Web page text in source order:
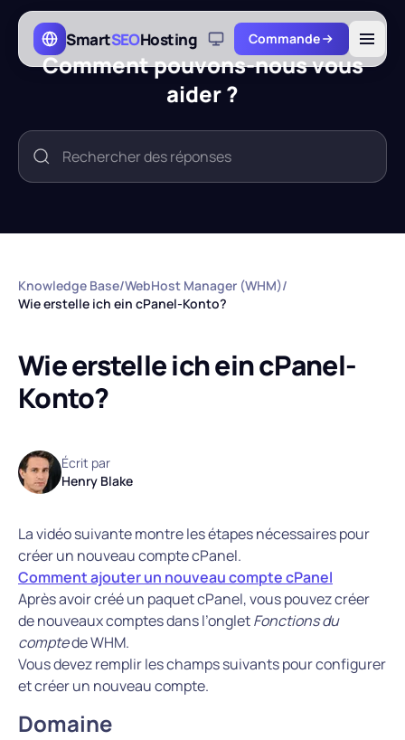
Skip to main content
SmartSEOHosting Commande
Comment pouvons-nous vous
aider ?
Knowledge Base/WebHost Manager (WHM)/
Wie erstelle ich ein cPanel-Konto?
Wie erstelle ich ein cPanel-
Konto?
Écrit par
Henry Blake
La vidéo suivante montre les étapes nécessaires pour
créer un nouveau compte cPanel.
Comment ajouter un nouveau compte cPanel
Après avoir créé un paquet cPanel, vous pouvez créer
de nouveaux comptes dans l’ongletFonctions du
comptede WHM.
Vous devez remplir les champs suivants pour configurer
et créer un nouveau compte.
Domaine